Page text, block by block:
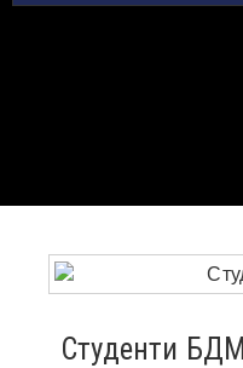
Студенти